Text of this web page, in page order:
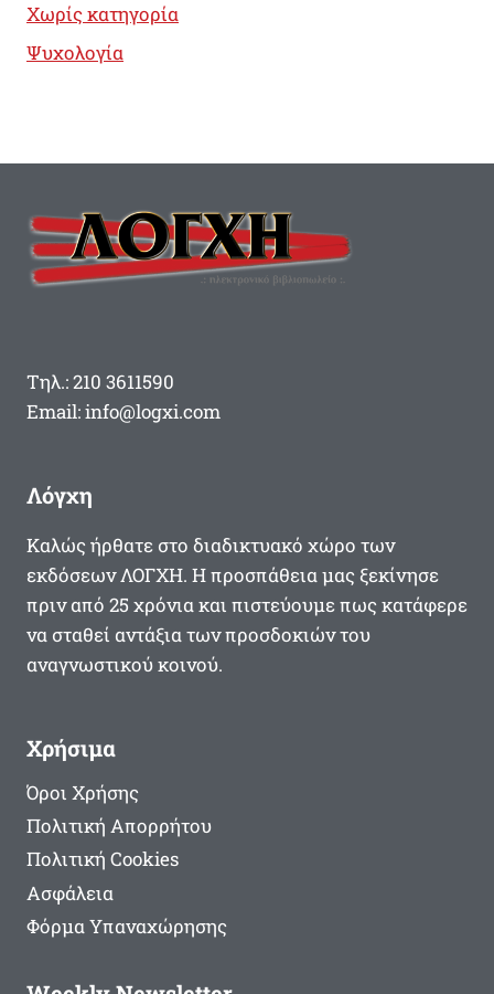
Χωρίς κατηγορία
Ψυχολογία
Τηλ.: 210 3611590
Email: info@logxi.com
Λόγχη
Καλώς ήρθατε στο διαδικτυακό χώρο των
εκδόσεων ΛΟΓΧΗ. Η προσπάθεια μας ξεκίνησε
πριν από 25 χρόνια και πιστεύουμε πως κατάφερε
να σταθεί αντάξια των προσδοκιών του
αναγνωστικού κοινού.
Χρήσιμα
Όροι Χρήσης
Πολιτική Απορρήτου
Πολιτική Cookies
Ασφάλεια
Φόρμα Υπαναχώρησης